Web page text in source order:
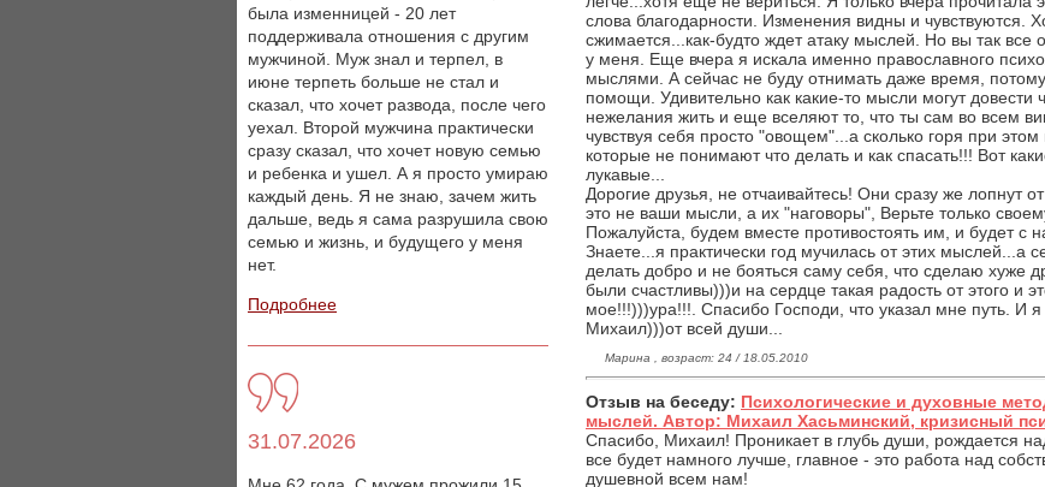
слова благодарности. Изменения видны и чувствуются.
сжимается...как-будто ждет атаку мыслей. Но вы так все
у меня. Еще вчера я искала именно православного
мыслями. А сейчас не буду отнимать даже время,
помощи. Удивительно как какие-то мысли могут довести
нежелания жить и еще вселяют то, что ты сам во всем
чувствуя себя просто "овощем"...а сколько горя при
которые не понимают что делать и как спасать!!! Вот
лукавые...
Дорогие друзья, не отчаивайтесь! Они сразу же лопнут
это не ваши мысли, а их "наговоры", Верьте только
Пожалуйста, будем вместе противостоять им, и будет с
Знаете...я практически год мучилась от этих мыслей...а
делать добро и не бояться саму себя, что сделаю хуже
были счастливы)))и на сердце такая радость от этого и
мое!!!)))ура!!!. Спасибо Господи, что указал мне путь. И
Михаил)))от всей души...
Марина , возраст: 24 / 18.05.2010
Отзыв на беседу: Психологические и духовные
мыслей. Автор: Михаил Хасьминский, кризисный
Спасибо, Михаил! Проникает в глубь души, рождается
все будет намного лучше, главное - это работа над
душевной всем нам!
была изменницей - 20 лет
поддерживала отношения с другим
мужчиной. Муж знал и терпел, в
июне терпеть больше не стал и
сказал, что хочет развода, после чего
уехал. Второй мужчина практически
сразу сказал, что хочет новую семью
и ребенка и ушел. А я просто умираю
каждый день. Я не знаю, зачем жить
дальше, ведь я сама разрушила свою
семью и жизнь, и будущего у меня
нет.
Подробнее
31.07.2026